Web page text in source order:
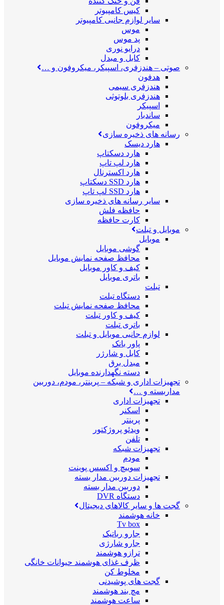
کیس کامپیوتر
سایر لوازم جانبی کامپیوتر
موس
پد موس
درایو نوری
کابل و مبدل
صوتی – هندزفری، اسپیکر، میکروفون و …
هدفون
هندزفری سیمی
هندزفری بلوتوثی
اسپیکر
ساندبار
میکروفون
رسانه های ذخیره سازی
هارد دیسک
هارد دسکتاپ
هارد لپ تاپ
هارد اکسترنال
هارد SSD دسکتاپ
هارد SSD لپ تاپ
سایر رسانه های ذخیره سازی
حافظه فلش
کارت حافظه
موبایل و تبلت
موبایل
گوشی موبایل
محافظ صفحه نمایش موبایل
کیف و کاور موبایل
باتری موبایل
تبلت
دستگاه تبلت
محافظ صفحه نمایش تبلت
کیف و کاور تبلت
باتری تبلت
لوازم جانبی موبایل و تبلت
پاور بانک
کابل و شارژر
مبدل برق
دسته نگهدارنده موبایل
تجهیزات اداری و شبکه – پرینتر، مودم، دوربین
مداربسته و …
تجهیزات اداری
اسکنر
پرینتر
ویدئو پروژکتور
تلفن
تجهیزات شبکه
مودم
سوییچ و اکسس پوینت
تجهیزات دوربین مدار بسته
دوربین مدار بسته
دستگاه DVR
گجت ها و سایر کالاهای دیجیتال
خانه هوشمند
Tv box
جارو رباتیک
جارو شارژی
ترازو هوشمند
ظرف غذای هوشمند حیوانات خانگی
مخلوط کن
گجت های پوشیدنی
مچ بند هوشمند
ساعت هوشمند